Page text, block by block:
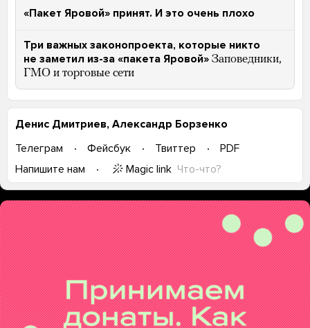
«Пакет Яровой» принят. И это очень плохо
Три важных законопроекта, которые никто
не заметил из-за «пакета Яровой» Заповедники,
ГМО и торговые сети
Денис Дмитриев, Александр Борзенко
Телеграм
Фейсбук Твиттер
PDF
Напишите нам
Magic link Что-что?